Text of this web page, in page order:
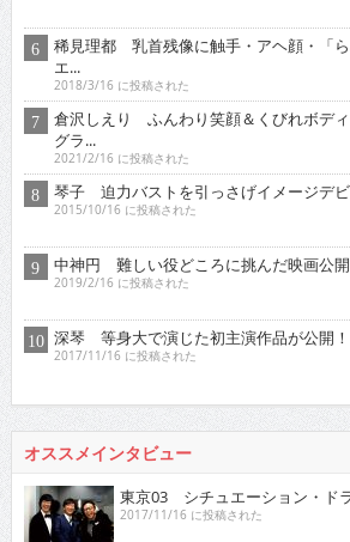
稀見理都 乳首残像に触手・アヘ顔・「
エ...
2018/3/16 に投稿された
倉沢しえり ふんわり笑顔＆くびれボデ
グラ...
2021/2/16 に投稿された
琴子 迫力バストを引っさげイメージデビ
2015/10/16 に投稿された
中神円 難しい役どころに挑んだ映画公開
2019/2/16 に投稿された
深琴 等身大で演じた初主演作品が公開！
2017/11/16 に投稿された
オススメインタビュー
東京03 シチュエーション・ド
2017/11/16 に投稿された